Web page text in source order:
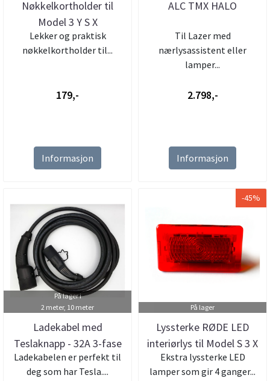
Nøkkelkortholder til
Model 3 Y S X
Lekker og praktisk
nøkkelkortholder til...
179,-
Informasjon
ALC TMX HALO
Til Lazer med
nærlysassistent eller
lamper...
2.798,-
Informasjon
På lager i
2 meter, 10 meter
Ladekabel med
Teslaknapp - 32A 3-fase
Mode 3 Type ...
Ladekabelen er perfekt til
deg som har Tesla....
-45%
På lager
Lyssterke RØDE LED
interiørlys til Model S 3 X
Ekstra lyssterke LED
lamper som gir 4 ganger...